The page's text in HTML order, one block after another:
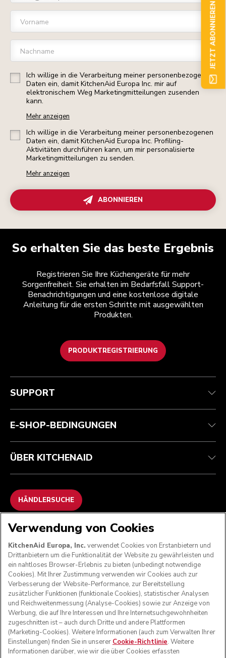
Vorname
Nachname
Ich willige in die Verarbeitung meiner personenbezogenen
Daten ein, damit KitchenAid Europa Inc. mir auf
elektronischem Weg Marketingmitteilungen zusenden
kann.
Mehr anzeigen
Ich willige in die Verarbeitung meiner personenbezogenen
Daten ein, damit KitchenAid Europa Inc. Profiling-
Aktivitäten durchführen kann, um mir personalisierte
Marketingmitteilungen zu senden.
Mehr anzeigen
ABONNIEREN
So erhalten Sie das beste Ergebnis
Registrieren Sie Ihre Küchengeräte für mehr
Sorgenfreiheit. Sie erhalten im Bedarfsfall Support-
Benachrichtigungen und eine kostenlose digitale
Anleitung für die ersten Schritte mit ausgewählten
Produkten.
PRODUKTREGISTRIERUNG
Kundenservice
Garantie und Dokumente
Kontaktieren Sie uns.
Teilnahmebedingungen
Rückgaben und Erstattungen
Impressum
ODR
Die Marke
Händlersuche
SUPPORT
E-SHOP-BEDINGUNGEN
ÜBER KITCHENAID
HÄNDLERSUCHE
WIR AKZEPTIEREN
FOLGEN SIE UNS
JETZT ABONNIEREN
Verwendung von Cookies
KitchenAid Europa, Inc. verwendet Cookies von Erstanbietern und
Drittanbietern um die Funktionalität der Website zu gewährleisten und
ein nahtloses Browser-Erlebnis zu bieten (unbedingt notwendige
Cookies). Mit Ihrer Zustimmung verwenden wir Cookies auch zur
Verbesserung der Website-Performance, zur Bereitstellung
zusätzlicher Funktionen (funktionale Cookies), statistischer Analysen
und Reichweitenmessung (Analyse-Cookies) sowie zur Anzeige von
Werbung, die auf Ihre Interessen und Ihre Internetsuchgewohnheiten
zugeschnitten ist – auch durch Dritte und andere Plattformen
(Marketing-Cookies). Weitere Informationen (auch zum Verwalten Ihrer
Einstellungen) finden Sie in unserer Cookie-Richtlinie. Weitere
Informationen darüber, wie wir die über Cookies erfassten